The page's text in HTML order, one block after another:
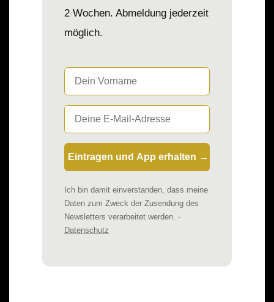
2 Wochen. Abmeldung jederzeit
möglich.
Ich bin damit einverstanden, dass meine
Daten zum Zweck der Zusendung des
Newsletters verarbeitet werden. ·
Datenschutz